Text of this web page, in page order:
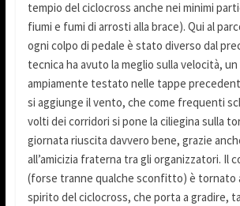
tempio del ciclocross anche nei minimi
fiumi e fumi di arrosti alla brace). Qui al
ogni colpo di pedale è stato diverso dal
tecnica ha avuto la meglio sulla velocità, un
ampiamente testato nelle tappe
si aggiunge il vento, che come frequenti
volti dei corridori si pone la ciliegina sulla
giornata riuscita davvero bene, grazie
all’amicizia fraterna tra gli organizzatori. Il
(forse tranne qualche sconfitto) è tornato
spirito del ciclocross, che porta a gradire,